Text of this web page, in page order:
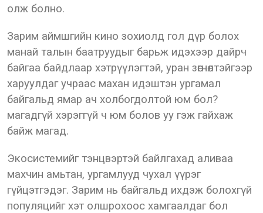
олж болно.
Зарим аймшгийн кино зохиолд гол дүр болох
манай талын баатруудыг барьж идэхээр дайрч
байгаа байдлаар хэтрүүлэгтэй, уран зөгнөлтэйгээр
харуулдаг учраас махан идэштэн ургамал
байгальд ямар ач холбогдолтой юм бол?
магадгүй хэрэггүй ч юм болов уу гэж гайхаж
байж магад.
Экосистемийг тэнцвэртэй байлгахад аливаа
махчин амьтан, ургамлууд чухал үүрэг
гүйцэтгэдэг. Зарим нь байгальд ихдэж болохгүй
популяцийг хэт олшрохоос хамгаалдаг бол